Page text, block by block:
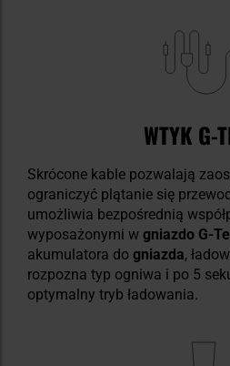
WTYK G-
Skrócone kable pozwalają
ograniczyć plątanie się
umożliwia bezpośrednią
wyposażonymi w gniazdo G-
akumulatora do gniazda,
rozpozna typ ogniwa i po 5
optymalny tryb ładowania.